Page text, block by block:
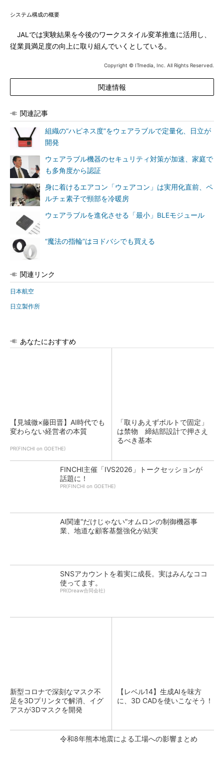
システム構成の概要
JALでは実験結果を今後のワークスタイル変革推進に活用し、
従業員満足度の向上に取り組んでいくとしている。
Copyright © ITmedia, Inc. All Rights Reserved.
関連情報
関連記事
組織の“ハピネス度”をウェアラブルで定量化、日立が
開発
ウェアラブル機器のセキュリティ対策が加速、家庭で
も多角度から認証
身に着けるエアコン「ウェアコン」は実用化直前、ペ
ルチェ素子で頸部を冷暖房
ウェアラブルを進化させる「最小」BLEモジュール
“魔法の指輪”はヨドバシでも買える
関連リンク
日本航空
日立製作所
あなたにおすすめ
【見城徹×藤田晋】AI時代でも
変わらない経営者の本質
PR(FINCHI on GOETHE)
「取りあえずボルトで固定」
は禁物 締結部設計で押さえ
るべき基本
FINCHI主催「IVS2026」トークセッションが
話題に！
PR(FINCHI on GOETHE)
AI関連“だけじゃない”オムロンの制御機器事
業、地道な顧客基盤強化が結実
SNSアカウントを着実に成長。実はみんなココ
使ってます。
PR(Dreaw合同会社)
新型コロナで深刻なマスク不
足を3Dプリンタで解消、イグ
アスが3Dマスクを開発
【レベル14】生成AIを味方
に、3D CADを使いこなそう！
令和8年熊本地震による工場への影響まとめ